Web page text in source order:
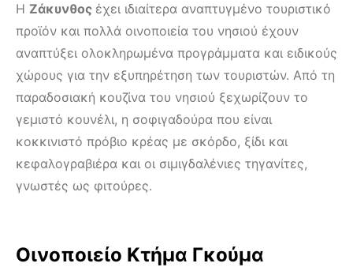
Η Ζάκυνθος έχει ιδιαίτερα αναπτυγμένο τουριστικό
προϊόν και πολλά οινοποιεία του νησιού έχουν
αναπτύξει ολοκληρωμένα προγράμματα και ειδικούς
χώρους για την εξυπηρέτηση των τουριστών. Από τη
παραδοσιακή κουζίνα του νησιού ξεχωρίζουν το
γεμιστό κουνέλι, η σοφιγαδούρα που είναι
κοκκινιστό πρόβιο κρέας με σκόρδο, ξίδι και
κεφαλογραβιέρα και οι σιμιγδαλένιες τηγανίτες,
γνωστές ως φιτούρες.
Οινοποιείο Κτήμα Γκούμα